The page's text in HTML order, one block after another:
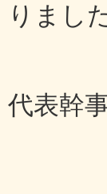
りまし
代表幹